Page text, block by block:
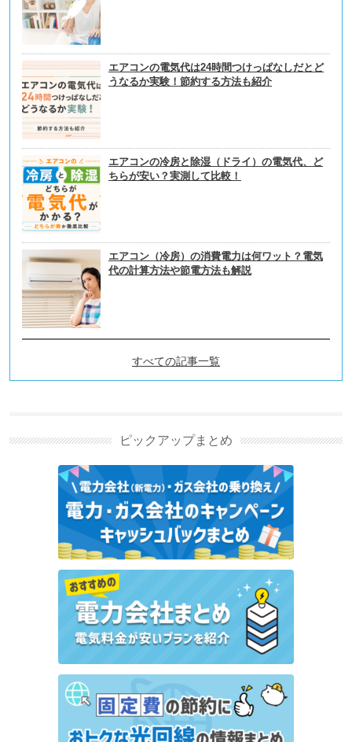
エアコンの電気代は24時間つけっぱなしだとど
うなるか実験！節約する方法も紹介
エアコンの冷房と除湿（ドライ）の電気代、ど
ちらが安い？実測して比較！
エアコン（冷房）の消費電力は何ワット？電気
代の計算方法や節電方法も解説
すべての記事一覧
エアコン（冷房）1時間の電気代を実測！室内温度を
ベトナムで使えるVPN｜おすすめ3選と選び方を解説
auでんちとは？サービス内容や電気料金が割引され
る仕組みを解説
電気代の内訳の調べ方は？料金が高くなる理由と節約
ピックアップまとめ